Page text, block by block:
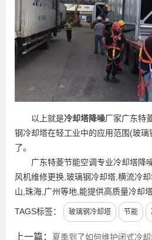
以上就是冷却塔降噪厂家广东特
钢冷却塔在轻工业中的应用范围(玻璃
了。
广东特菱节能空调专业冷却塔降
风机维修更换,玻璃钢冷却塔,横流冷
山,珠海,广州等地,能提供高质量冷却
TAGS标签： 玻璃钢冷却塔 节能
上一篇： 夏季到了如何维护闭式冷